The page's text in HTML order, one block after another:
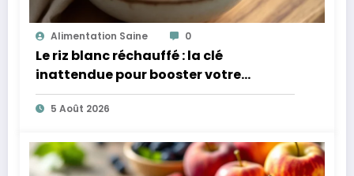
Alimentation Saine 0
Le riz blanc réchauffé : la clé
inattendue pour booster votre
microbiote
5 Août 2026